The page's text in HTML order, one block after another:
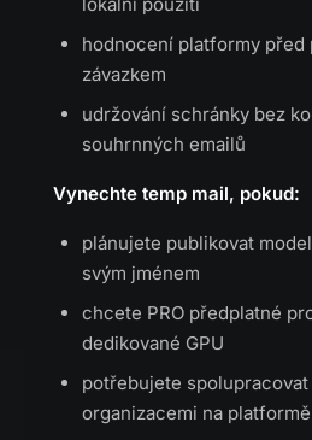
hodnocení platformy před
závazkem
udržování schránky bez
souhrnných emailů
Vynechte temp mail, pokud:
plánujete publikovat
svým jménem
chcete PRO předplatné
dedikované GPU
potřebujete
organizacemi na platformě